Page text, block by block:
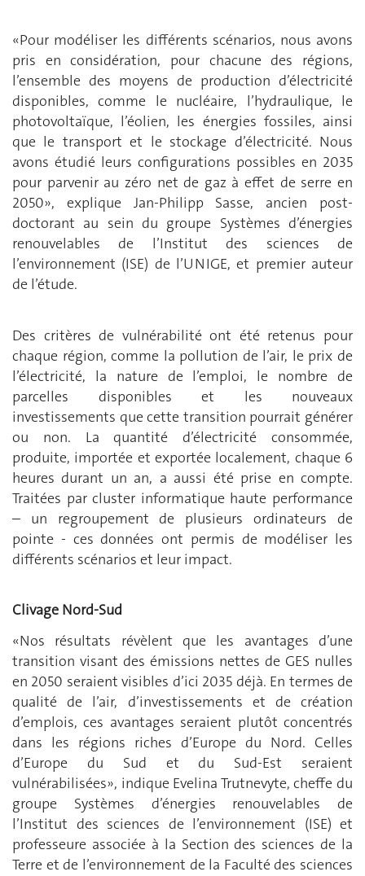
«Pour modéliser les différents scénarios, nous avons
pris en considération, pour chacune des régions,
l’ensemble des moyens de production d’électricité
disponibles, comme le nucléaire, l’hydraulique, le
photovoltaïque, l’éolien, les énergies fossiles, ainsi
que le transport et le stockage d’électricité. Nous
avons étudié leurs configurations possibles en 2035
pour parvenir au zéro net de gaz à effet de serre en
2050», explique Jan-Philipp Sasse, ancien post-
doctorant au sein du groupe Systèmes d’énergies
renouvelables de l’Institut des sciences de
l’environnement (ISE) de l’UNIGE, et premier auteur
de l’étude.
Des critères de vulnérabilité ont été retenus pour
chaque région, comme la pollution de l’air, le prix de
l’électricité, la nature de l’emploi, le nombre de
parcelles disponibles et les nouveaux
investissements que cette transition pourrait générer
ou non. La quantité d’électricité consommée,
produite, importée et exportée localement, chaque 6
heures durant un an, a aussi été prise en compte.
Traitées par cluster informatique haute performance
– un regroupement de plusieurs ordinateurs de
pointe - ces données ont permis de modéliser les
différents scénarios et leur impact.
Clivage Nord-Sud
«Nos résultats révèlent que les avantages d’une
transition visant des émissions nettes de GES nulles
en 2050 seraient visibles d’ici 2035 déjà. En termes de
qualité de l’air, d’investissements et de création
d’emplois, ces avantages seraient plutôt concentrés
dans les régions riches d’Europe du Nord. Celles
d’Europe du Sud et du Sud-Est seraient
vulnérabilisées», indique Evelina Trutnevyte, cheffe du
groupe Systèmes d’énergies renouvelables de
l’Institut des sciences de l’environnement (ISE) et
professeure associée à la Section des sciences de la
Terre et de l’environnement de la Faculté des sciences